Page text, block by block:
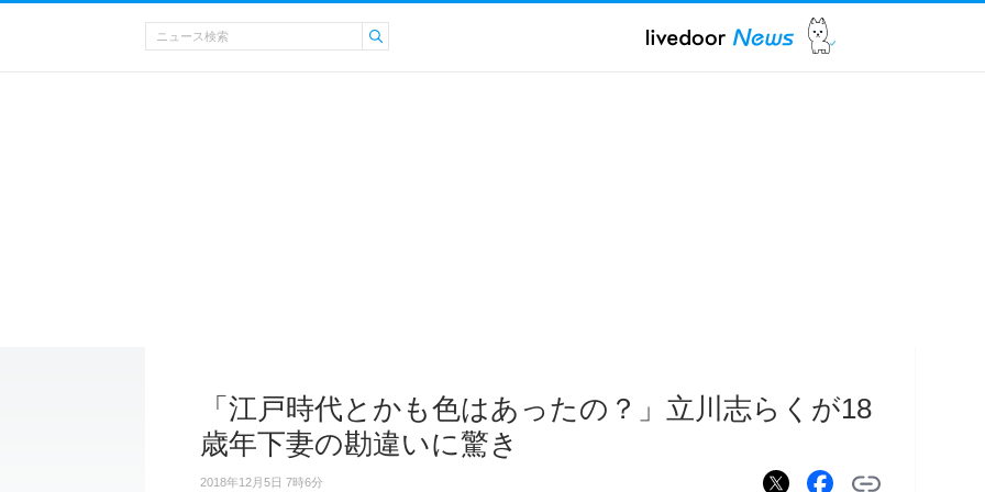
「江戸時代とかも色はあったの？」立川志らくが18
歳年下妻の勘違いに驚き
2018年12月5日 7時6分